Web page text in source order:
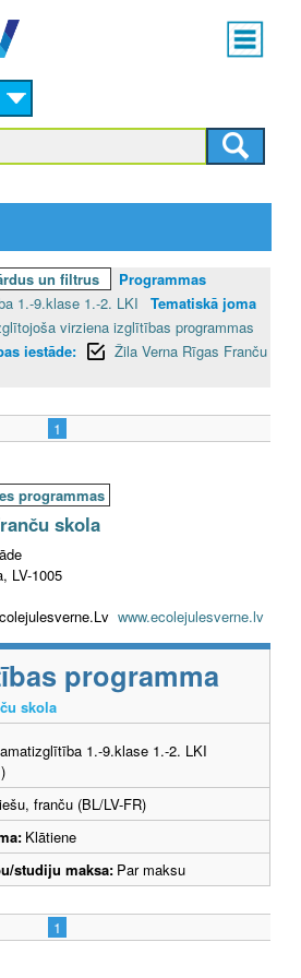
Main
menu
un filtrus
Programmas
1.-9.klase 1.-2. LKI
Tematiskā joma
virziena izglītības programmas
iestāde:
Žila Verna Rīgas Franču
1
programmas
skola
LV-1005
www.ecolejulesverne.lv
programma
skola
1.-9.klase 1.-2. LKI
franču (BL/LV-FR)
Klātiene
studiju maksa: Par maksu
1